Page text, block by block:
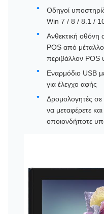
Οδηγοί
Win 7 / 8 / 8.1 /
Ανθεκτική οθόνη
POS από
περιβάλλον POS
Εναρμόδιο USB
για έλεγχο αφής
Δρομολογητές
να μεταφέρετε
οποιονδήποτε